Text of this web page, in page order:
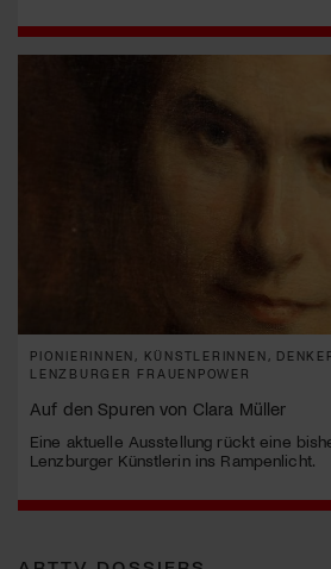
PIONIERINNEN, KÜNSTLERINNEN,
LENZBURGER FRAUENPOWER
Auf den Spuren von Clara Müller
Eine aktuelle Ausstellung rückt eine
Lenzburger Künstlerin ins Rampenlicht.